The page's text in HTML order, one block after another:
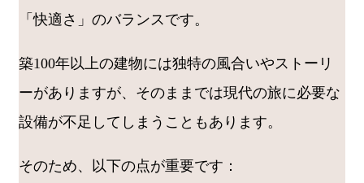
「快適さ」のバランスです。
築100年以上の建物には独特の風合いやストーリ
ーがありますが、そのままでは現代の旅に必要な
設備が不足してしまうこともあります。
そのため、以下の点が重要です：